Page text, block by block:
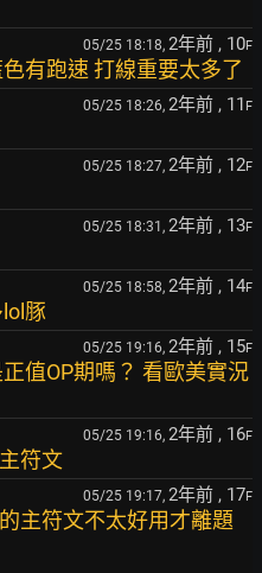
05/25 18:18, 2年前 , 10F
有跑速 打線重要太多了
05/25 18:26, 2年前 , 11 F
05/25 18:27, 2年前 , 12F
05/25 18:31, 2年前 , 13F
05/25 18:58, 2年前 , 14F
豚
05/25 19:16, 2年前 , 15F
值OP期嗎？ 看歐美實況
05/25 19:16, 2年前 , 16F
符文
05/25 19:17, 2年前 , 17F
主符文不太好用才離題